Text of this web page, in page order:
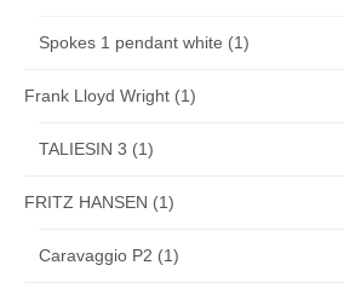
Spokes 1 pendant white (1)
Frank Lloyd Wright (1)
TALIESIN 3 (1)
FRITZ HANSEN (1)
Caravaggio P2 (1)